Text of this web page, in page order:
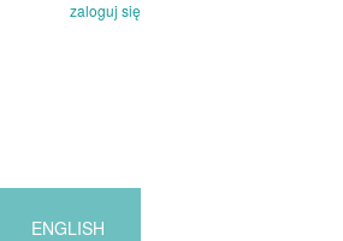
zaloguj się
ENGLISH